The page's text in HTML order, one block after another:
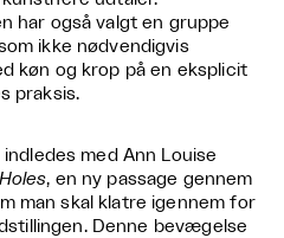
har også valgt en gruppe
ikke nødvendigvis
køn og krop på en eksplicit
praksis.
med Ann Louise
Holes, en ny passage gennem
man skal klatre igennem for
Denne bevægelse